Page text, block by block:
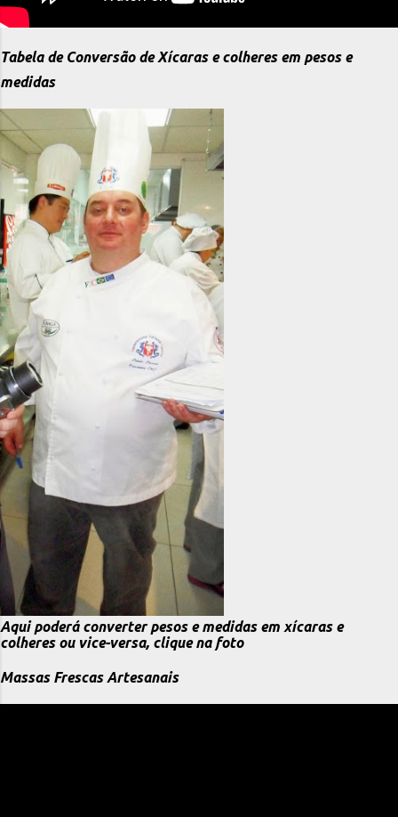
Tabela de Conversão de Xícaras e colheres em pesos e
medidas
Aqui poderá converter pesos e medidas em xícaras e
colheres ou vice-versa, clique na foto
Massas Frescas Artesanais